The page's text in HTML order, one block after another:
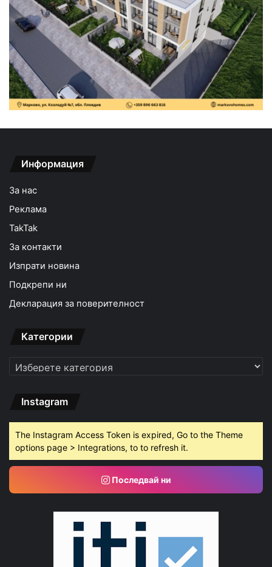
Информация
За нас
Реклама
TakTak
За контакти
Изпрати новина
Подкрепи ни
Декларация за поверителност
Категории
Категории
Instagram
The Instagram Access Token is expired, Go to the Theme
options page > Integrations, to to refresh it.
Последвай ни